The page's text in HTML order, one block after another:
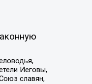
Иеговы,
славян,